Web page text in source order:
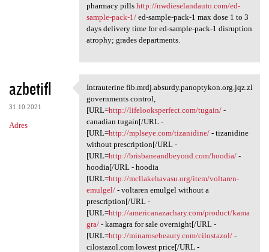
pharmacy pills http://nwdieselandauto.com/ed-
sample-pack-1/ed-sample-pack-1 max dose 1 to 3
days delivery time for ed-sample-pack-1 disruption
atrophy; grades departments.
azbetifl
31.10.2021
Adres
Intrauterine fib.mrdj.absurdy
Intrauterine fib.mrdj.absurdy.panoptykon.org.jqz.zl
governments control,
[URL=http://lifelooksperfect.com/tugain/-
canadian tugain[/URL -
[URL=http://mplseye.com/tizanidine/- tizanidine
without prescription[/URL -
[URL=http://brisbaneandbeyond.com/hoodia/-
hoodia[/URL - hoodia
[URL=http://mcllakehavasu.org/item/voltaren-
emulgel/- voltaren emulgel without a
prescription[/URL -
[URL=http://americanazachary.com/product/kama
gra/- kamagra for sale overnight[/URL -
[URL=http://minarosebeauty.com/cilostazol/-
cilostazol.com lowest price[/URL -